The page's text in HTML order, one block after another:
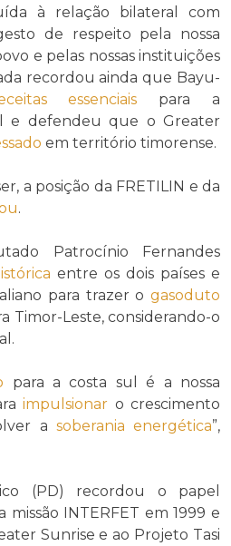
à relação bilateral com
de respeito pela nossa
e pelas nossas instituições
recordou ainda que Bayu-
essenciais para a
e defendeu que o Greater
em território timorense.
a posição da FRETILIN e da
.
Patrocínio Fernandes
entre os dois países e
para trazer o gasoduto
Timor-Leste, considerando-o
para a costa sul é a nossa
impulsionar o crescimento
a soberania energética”,
(PD) recordou o papel
missão INTERFET em 1999 e
Sunrise e ao Projeto Tasi